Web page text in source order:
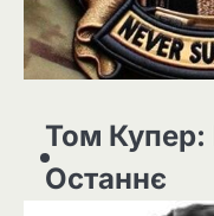
Том Купер:
Останнє